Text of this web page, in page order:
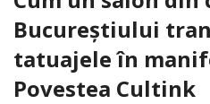
Bucureștiului
tatuajele în
Povestea Cultink